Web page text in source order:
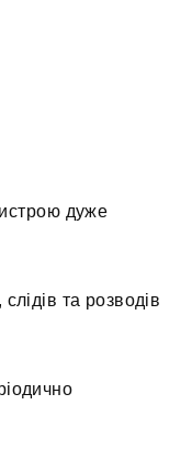
дуже
та розводів